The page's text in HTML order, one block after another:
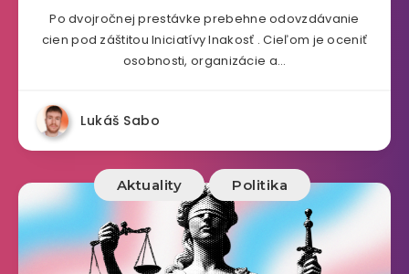
Po dvojročnej prestávke prebehne odovzdávanie
cien pod záštitou Iniciatívy Inakosť . Cieľom je oceniť
osobnosti, organizácie a…
Lukáš Sabo
Aktuality Politika